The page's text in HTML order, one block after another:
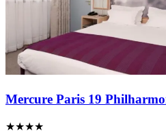
Mercure Paris 19
★★★★